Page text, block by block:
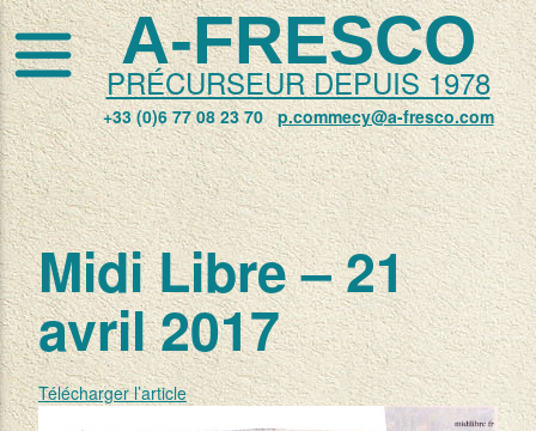
A-FRESCO
PRÉCURSEUR DEPUIS 1978
+33 (0)6 77 08 23 70p.commecy@a-fresco.com
Midi Libre – 21
avril 2017
Télécharger l’article